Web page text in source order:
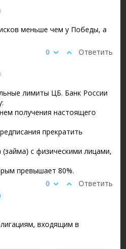
меньше чем у Победы, а
Ответить
0
лимиты ЦБ. Банк России
получения настоящего
прекратить
(займа) с физическими лицами,
превышает 80%.
Ответить
0
входящим в